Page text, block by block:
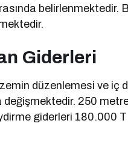
belirlenmektedir.
Giderleri
düzenlemesi ve iç
250
giderleri 180.000